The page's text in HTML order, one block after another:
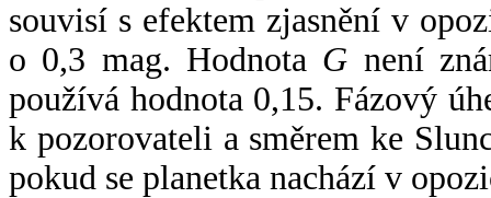
souvisí s efektem zjasnění v
o 0,3 mag. Hodnota G není
používá hodnota 0,15. Fázový
k pozorovateli a směrem ke
pokud se planetka nachází v